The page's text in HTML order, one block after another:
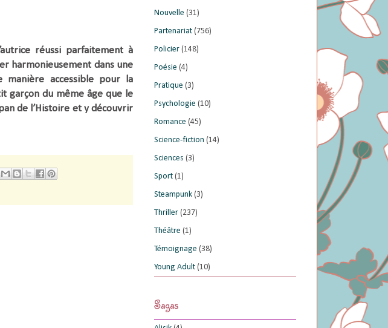
réussi parfaitement à
harmonieusement dans une
accessible pour la
garçon du même âge que le
de l’Histoire et y découvrir
Nouvelle (31)
Partenariat (756)
Policier (148)
Poésie (4)
Pratique (3)
Psychologie (10)
Romance (45)
Science-fiction (14)
Sciences (3)
Sport (1)
Steampunk (3)
Thriller (237)
Théâtre (1)
Témoignage (38)
Young Adult (10)
Sagas